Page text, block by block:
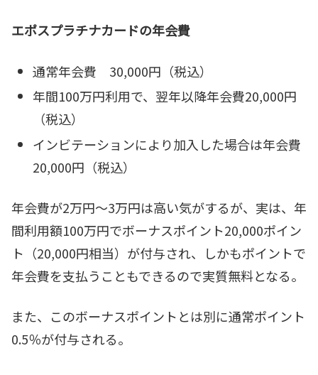
エポスプラチナカードの年会費
通常年会費 30,000円（税込）
年間100万円利用で、翌年以降年会費20,000円
（税込）
インビテーションにより加入した場合は年会費
20,000円（税込）
年会費が2万円～3万円は高い気がするが、実は、年
間利用額100万円でボーナスポイント20,000ポイン
ト（20,000円相当）が付与され、しかもポイントで
年会費を支払うこともできるので実質無料となる。
また、このボーナスポイントとは別に通常ポイント
0.5％が付与される。